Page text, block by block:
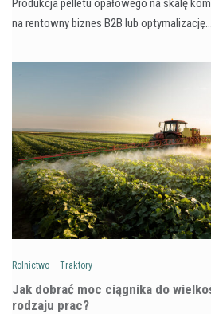
Produkcja pelletu opałowego na skalę
na rentowny biznes B2B lub optymalizację…
Rolnictwo Traktory
Jak dobrać moc ciągnika do
rodzaju prac?